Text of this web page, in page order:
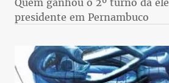
presidente em Pernambuco